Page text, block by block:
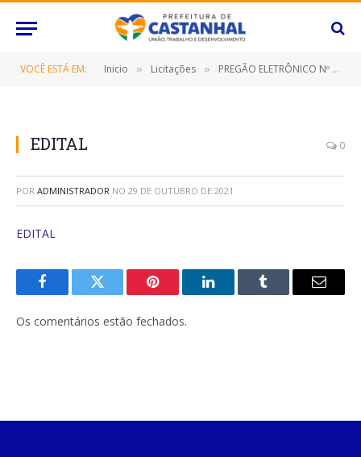
VOCÊ ESTÁ EM: Inicio » Licitações » PREGÃO ELETRÔNICO Nº 097/2021 (CONTRATAÇÃO DE EMPRESA ESPECIALIZADA PARA FORNECIMENTO DE VEÍCULOS)
EDITAL 0
POR ADMINISTRADOR NO 29 DE OUTUBRO DE 2021
EDITAL
FacebookTwitter Pinterest O
Tumblr
E-
Os comentários estão fechados.